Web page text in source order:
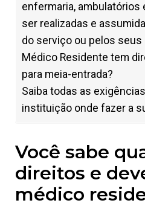
enfermaria, ambulatórios
ser realizadas e
do serviço ou pelos
Médico Residente tem
para meia-entrada?
Saiba todas as
instituição onde fazer a
Você sabe
direitos e
médico